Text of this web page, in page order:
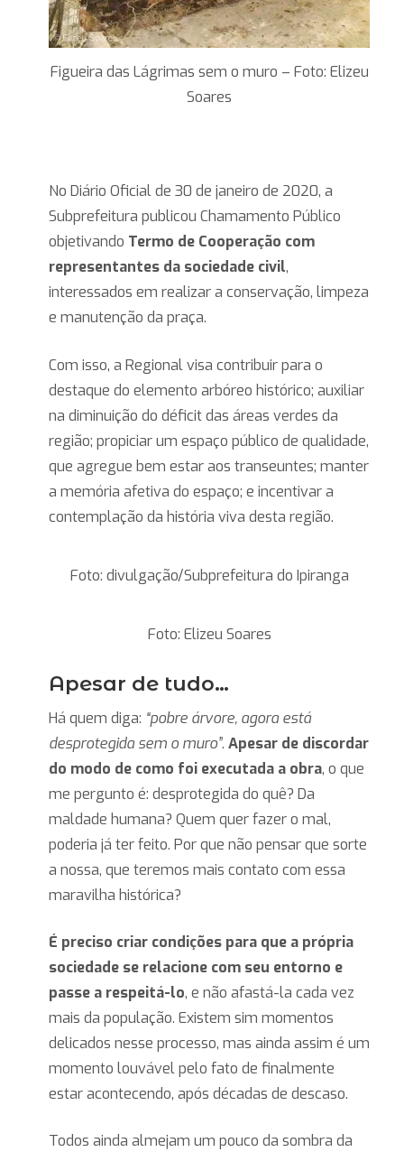
Figueira das Lágrimas sem o muro – Foto: Elizeu
Soares
No Diário Oficial de 30 de janeiro de 2020, a
Subprefeitura publicou Chamamento Público
objetivando Termo de Cooperação com
representantes da sociedade civil,
interessados em realizar a conservação, limpeza
e manutenção da praça.
Com isso, a Regional visa contribuir para o
destaque do elemento arbóreo histórico; auxiliar
na diminuição do déficit das áreas verdes da
região; propiciar um espaço público de qualidade,
que agregue bem estar aos transeuntes; manter
a memória afetiva do espaço; e incentivar a
contemplação da história viva desta região.
Foto: divulgação/Subprefeitura do Ipiranga
Foto: Elizeu Soares
Apesar de tudo…
Há quem diga: “pobre árvore, agora está
desprotegida sem o muro”. Apesar de discordar
do modo de como foi executada a obra, o que
me pergunto é: desprotegida do quê? Da
maldade humana? Quem quer fazer o mal,
poderia já ter feito. Por que não pensar que sorte
a nossa, que teremos mais contato com essa
maravilha histórica?
É preciso criar condições para que a própria
sociedade se relacione com seu entorno e
passe a respeitá-lo, e não afastá-la cada vez
mais da população. Existem sim momentos
delicados nesse processo, mas ainda assim é um
momento louvável pelo fato de finalmente
estar acontecendo, após décadas de descaso.
Todos ainda almejam um pouco da sombra da